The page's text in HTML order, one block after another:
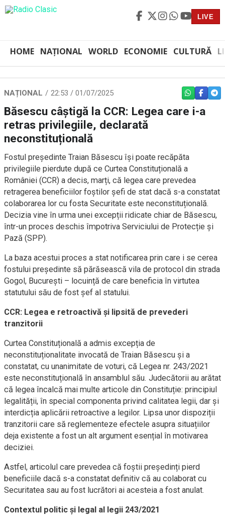
LIVE
HOME NAȚIONAL WORLD ECONOMIE CULTURĂ
NAȚIONAL 22:53 / 01/07/2025 WHATSAPP
Băsescu câștigă la CCR: Legea care i-a
retras privilegiile, declarată
neconstituțională
Fostul președinte Traian Băsescu își poate recăpăta
privilegiile pierdute după ce Curtea Constituțională a
României (CCR) a decis, marți, că legea care prevedea
retragerea beneficiilor foștilor șefi de stat dacă s-a constatat
colaborarea lor cu fosta Securitate este neconstituțională.
Decizia vine în urma unei excepții ridicate chiar de Băsescu,
într-un proces deschis împotriva Serviciului de Protecție și
Pază (SPP).
La baza acestui proces a stat notificarea prin care i se cerea
fostului președinte să părăsească vila de protocol din strada
Gogol, București – locuință de care beneficia în virtutea
statutului său de fost șef al statului.
CCR: Legea e retroactivă și lipsită de prevederi
tranzitorii
Curtea Constituțională a admis excepția de
neconstituționalitate invocată de Traian Băsescu și a
constatat, cu unanimitate de voturi, că Legea nr. 243/2021
este neconstituțională în ansamblul său. Judecătorii au arătat
că legea încalcă mai multe articole din Constituție: principiul
legalității, în special componenta privind calitatea legii, dar și
interdicția aplicării retroactive a legilor. Lipsa unor dispoziții
tranzitorii care să reglementeze efectele asupra situațiilor
deja existente a fost un alt argument esențial în motivarea
deciziei.
Astfel, articolul care prevedea că foștii președinți pierd
beneficiile dacă s-a constatat definitiv că au colaborat cu
Securitatea sau au fost lucrători ai acesteia a fost anulat.
Contextul politic și legal al legii 243/2021